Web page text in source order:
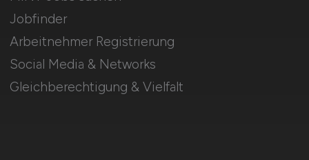
Jobfinder
Arbeitnehmer Registrierung
Social Media & Networks
Gleichberechtigung & Vielfalt